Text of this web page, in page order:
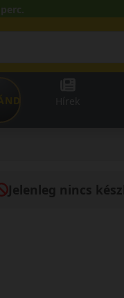
Jelenleg nincs